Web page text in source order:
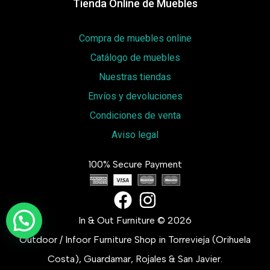
Tienda Online de Muebles
Compra de muebles online
Catálogo de muebles
Nuestras tiendas
Envíos y devoluciones
Condiciones de venta
Aviso legal
100% Secure Payment
In & Out Furniture © 2026
Outdoor / Infoor Furniture Shop in Torrevieja (Orihuela
Costa), Guardamar, Rojales & San Javier.